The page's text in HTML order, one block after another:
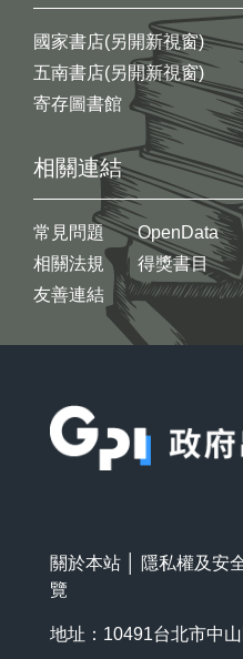
國家書店(另開新視窗)
五南書店(另開新視窗)
寄存圖書館
相關連結
常見問題
相關法規
友善連結
OpenData
得獎書目
關於本站 隱私權及安
覽
地址：10491台北市中